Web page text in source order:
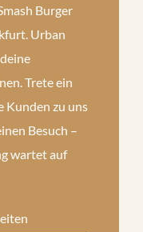
Burger
Urban
Trete ein
Kunden zu uns
Besuch –
wartet auf